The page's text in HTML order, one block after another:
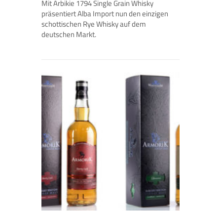
Mit Arbikie 1794 Single Grain Whisky
präsentiert Alba Import nun den einzigen
schottischen Rye Whisky auf dem
deutschen Markt.